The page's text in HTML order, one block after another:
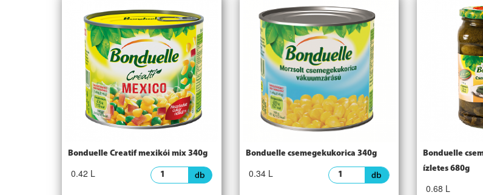
Bonduelle Creatif mexikói mix 340g
0.42 L
Bonduelle csemegekukorica 340g
0.34 L
Bonduelle
ízletes 680g
0.68 L